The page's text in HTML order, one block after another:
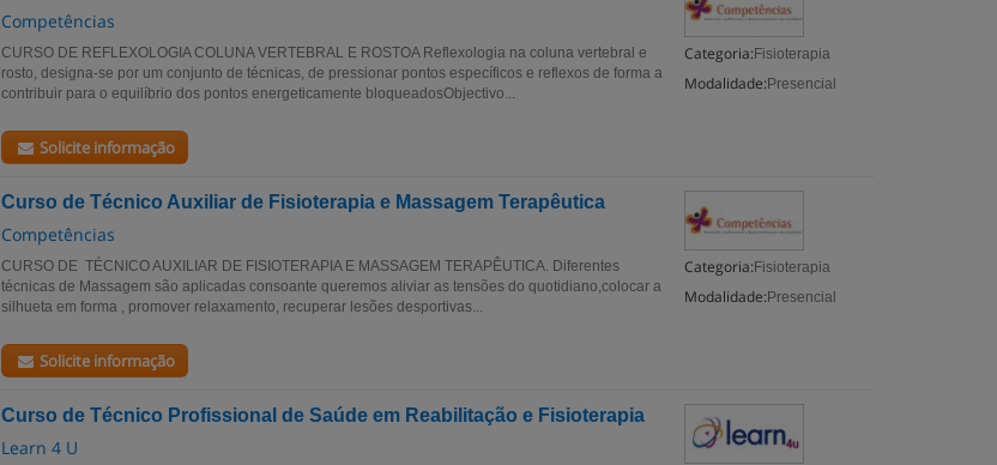
Competências
Categoria: Fisioterapia
Modalidade: Presencial
CURSO DE REFLEXOLOGIA COLUNA VERTEBRAL E ROSTOA Reflexologia na coluna vertebral e
rosto, designa-se por um conjunto de técnicas, de pressionar pontos específicos e reflexos de forma a
contribuir para o equilíbrio dos pontos energeticamente bloqueadosObjectivo...
Solicite informação
Curso de Técnico Auxiliar de Fisioterapia e Massagem Terapêutica
Competências
Categoria: Fisioterapia
Modalidade: Presencial
CURSO DE TÉCNICO AUXILIAR DE FISIOTERAPIA E MASSAGEM TERAPÊUTICA. Diferentes
técnicas de Massagem são aplicadas consoante queremos aliviar as tensões do quotidiano,colocar a
silhueta em forma , promover relaxamento, recuperar lesões desportivas...
Solicite informação
Curso de Técnico Profissional de Saúde em Reabilitação e Fisioterapia
Learn 4 U